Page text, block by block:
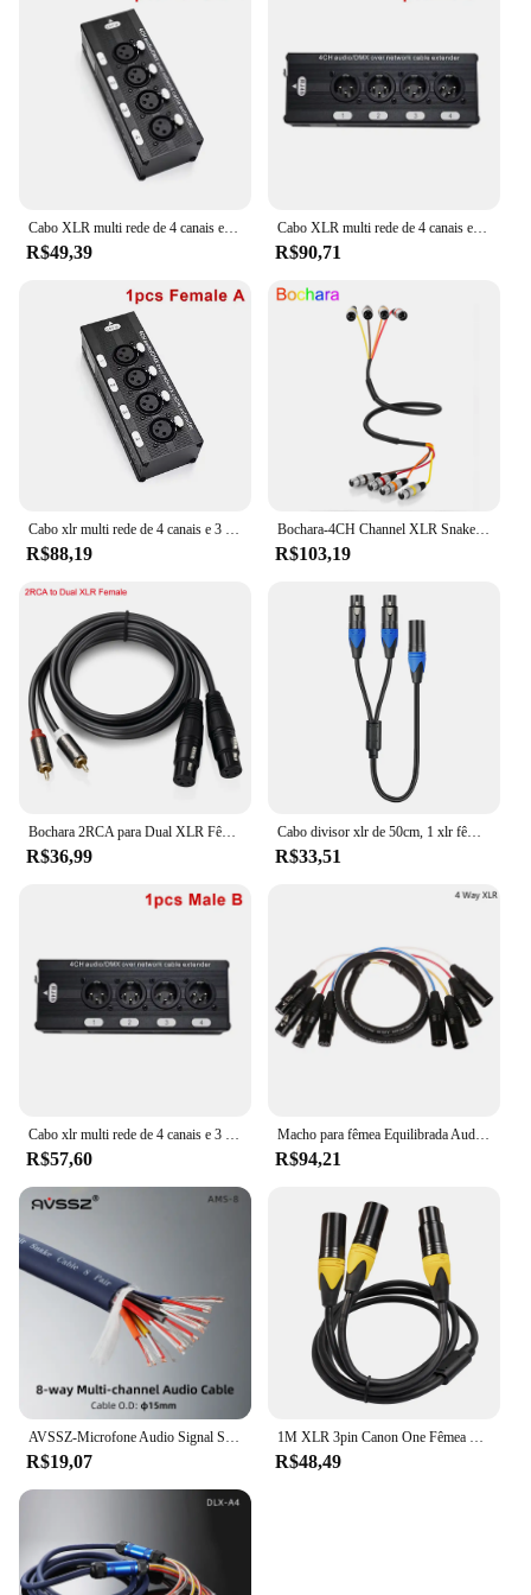
R$49,39
Cabo XLR multi rede de 4 canais e 3 pinos para iluminação de som de palco e estúdio de gravação macho e fêmea para RJ45 Ethercon
R$90,71
Cabo xlr multi rede de 4 canais e 3 pinos para iluminação de som de palco e estúdio de gravação macho e fêmea para rj45 ethercon NE8F-4M
R$88,19
Bochara-4CH Channel XLR Snake Cable, macho para fêmea, OFC Audio Foil blindado para transmissão de gravação
R$103,19
Bochara 2RCA para Dual XLR Fêmea/Macho OFC Cabo de Áudio Blindado Para Amplificador Mixer Alto-falantes 1.5m 3m
R$36,99
Cabo divisor xlr de 50cm, 1 xlr fêmea para 2 xlr macho xlr y cabo divisor de microfone para misturador amplificador
R$33,51
Cabo xlr multi rede de 4 canais e 3 pinos para estúdio de gravação de iluminação de som de palco macho fêmea para rj45 ethercon sinal de rede
R$57,60
Macho para fêmea Equilibrada Audio Extension Cord, Professional Multi-Media, Cabo XLR de 3 pinos, 2 4 6 canais
R$94,21
AVSSZ-Microfone Audio Signal Snake Cable Mixer, cabo multicanal, macho e fêmea Plug, Rainbow Line O.D, 2 Core, 8 Canais, 15 mm
R$19,07
1M XLR 3pin Canon One Fêmea para Dois Machos Cabo Adaptador Y Splitter Cabo Adaptador de Áudio para Microfone
R$48,49